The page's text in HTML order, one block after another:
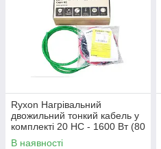
Ryxon Нагрівальний
двожильний тонкий кабель у
комплекті 20 HC - 1600 Вт (80
м)
В наявності